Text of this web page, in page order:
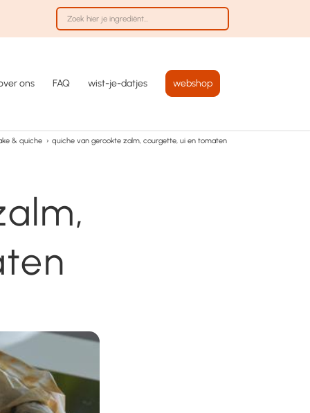
ons FAQ wist-je-datjes webshop
& quiche › quiche van gerookte zalm, courgette, ui en tomaten